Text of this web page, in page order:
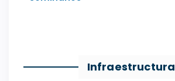
Infraestructura